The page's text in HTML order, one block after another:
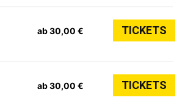
ab 30,00 € TICKETS
ab 30,00 € TICKETS